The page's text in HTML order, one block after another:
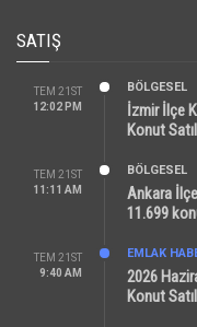
SATIŞ
TEM 21ST
12:02 PM
BÖLGESEL
İzmir İlçe
Konut
TEM 21ST
11:11 AM
BÖLGESEL
Ankara
11.699
TEM 21ST
9:40 AM
EMLAK
2026
Konut